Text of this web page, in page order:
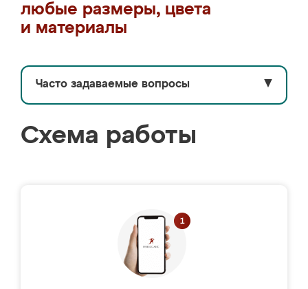
любые размеры, цвета
и материалы
Часто задаваемые вопросы ▼
Схема работы